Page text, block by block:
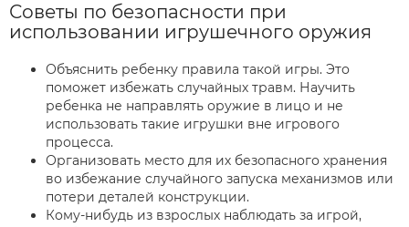
Советы по безопасности при
использовании игрушечного оружия
Объяснить ребенку правила такой игры. Это
поможет избежать случайных травм. Научить
ребенка не направлять оружие в лицо и не
использовать такие игрушки вне игрового
процесса.
Организовать место для их безопасного хранения
во избежание случайного запуска механизмов или
потери деталей конструкции.
Кому-нибудь из взрослых наблюдать за игрой,